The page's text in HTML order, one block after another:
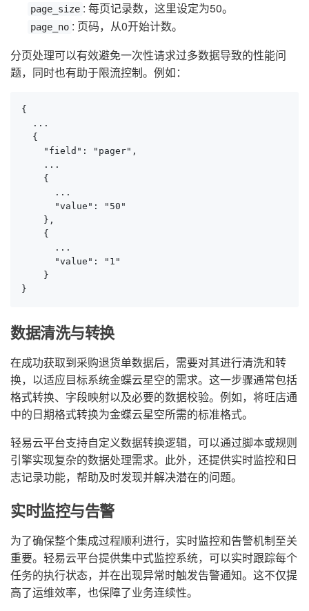
page_size : 每页记录数，这里设定为50。
page_no : 页码，从0开始计数。
分页处理可以有效避免一次性请求过多数据导致的性能问
题，同时也有助于限流控制。例如：
{
  ...
  {
    "field": "pager",
    ...
    {
      ...
      "value": "50"
    },
    {
      ...
      "value": "1"
    }
}
数据清洗与转换
在成功获取到采购退货单数据后，需要对其进行清洗和转
换，以适应目标系统金蝶云星空的需求。这一步骤通常包括
格式转换、字段映射以及必要的数据校验。例如，将旺店通
中的日期格式转换为金蝶云星空所需的标准格式。
轻易云平台支持自定义数据转换逻辑，可以通过脚本或规则
引擎实现复杂的数据处理需求。此外，还提供实时监控和日
志记录功能，帮助及时发现并解决潜在的问题。
实时监控与告警
为了确保整个集成过程顺利进行，实时监控和告警机制至关
重要。轻易云平台提供集中式监控系统，可以实时跟踪每个
任务的执行状态，并在出现异常时触发告警通知。这不仅提
高了运维效率，也保障了业务连续性。